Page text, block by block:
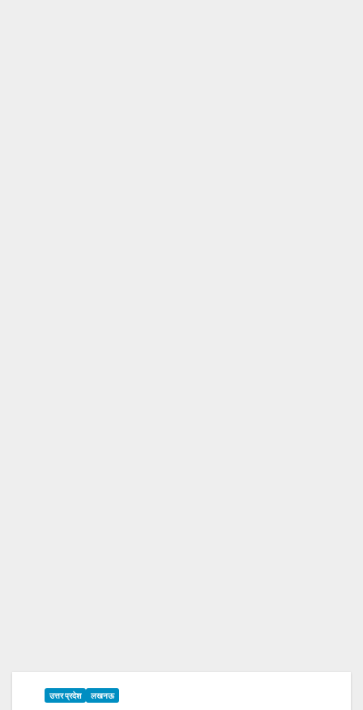
उत्तर प्रदेश लखनऊ